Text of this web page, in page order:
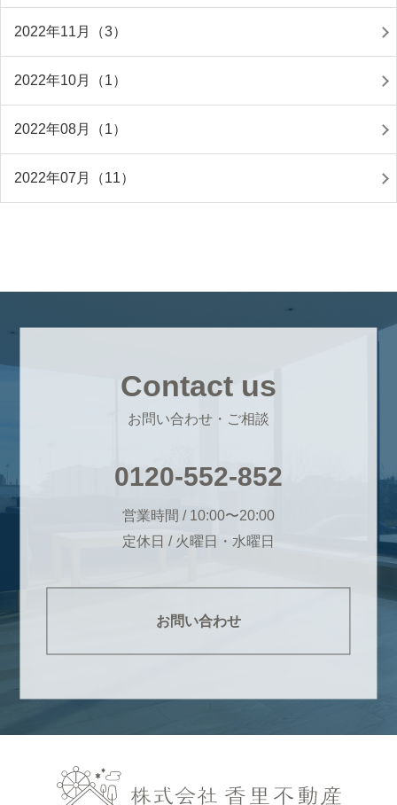
2022年11月（3）
2022年10月（1）
2022年08月（1）
2022年07月（11）
Contact us
お問い合わせ・ご相談
0120-552-852
営業時間 / 10:00〜20:00
定休日 / 火曜日・水曜日
お問い合わせ